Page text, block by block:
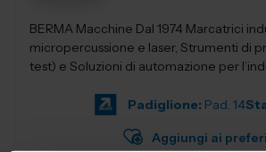
BERMA Macchine Dal 1974 Marcatrici
micropercussione e laser, Strumenti di
test) e Soluzioni di automazione per
Padiglione: Pad. 14
Aggiungi ai